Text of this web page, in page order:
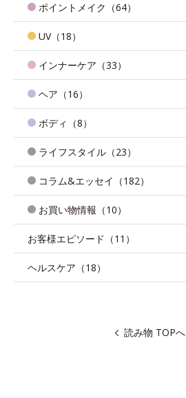
ポイントメイク（64）
UV（18）
インナーケア（33）
ヘア（16）
ボディ（8）
ライフスタイル（23）
コラム&エッセイ（182）
お買い物情報（10）
お客様エピソード（11）
ヘルスケア（18）
読み物 TOPへ